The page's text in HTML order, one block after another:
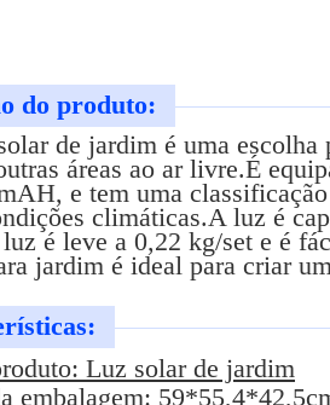
do produto:
de jardim é uma
áreas ao ar livre.É
e tem uma
climáticas.A luz é
é leve a 0,22 kg/set e é
jardim é ideal para criar
Luz solar de jardim
embalagem: